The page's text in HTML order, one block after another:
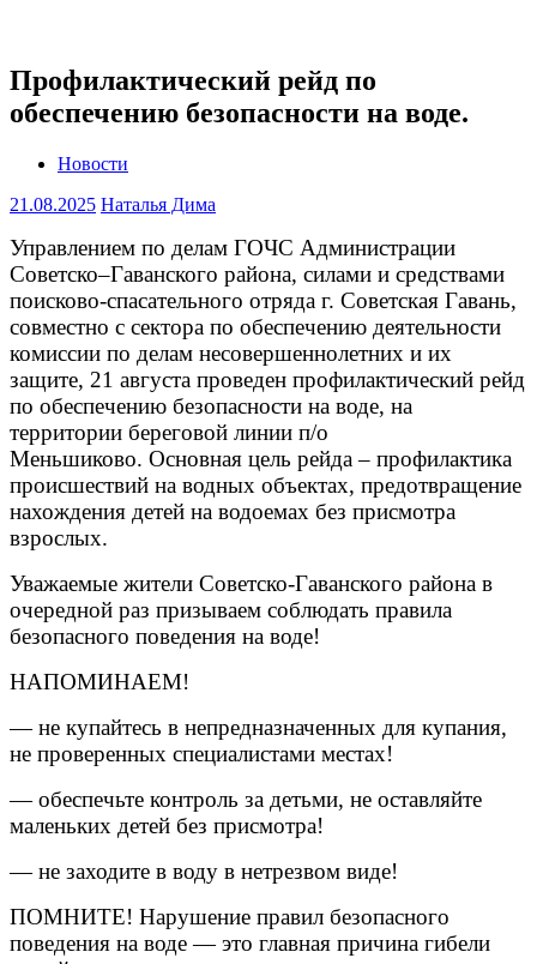
Профилактический рейд по
обеспечению безопасности на воде.
Новости
21.08.2025 Наталья Дима
Управлением по делам ГОЧС Администрации
Советско–Гаванского района, силами и средствами
поисково-спасательного отряда г. Советская Гавань,
совместно с сектора по обеспечению деятельности
комиссии по делам несовершеннолетних и их
защите, 21 августа проведен профилактический рейд
по обеспечению безопасности на воде, на
территории береговой линии п/о
Меньшиково. Основная цель рейда – профилактика
происшествий на водных объектах, предотвращение
нахождения детей на водоемах без присмотра
взрослых.
Уважаемые жители Советско-Гаванского района в
очередной раз призываем соблюдать правила
безопасного поведения на воде!
НАПОМИНАЕМ!
— не купайтесь в непредназначенных для купания,
не проверенных специалистами местах!
— обеспечьте контроль за детьми, не оставляйте
маленьких детей без присмотра!
— не заходите в воду в нетрезвом виде!
ПОМНИТЕ! Нарушение правил безопасного
поведения на воде — это главная причина гибели